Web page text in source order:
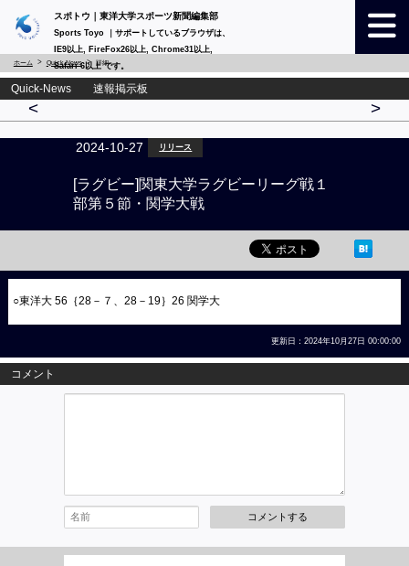
スポトウ｜東洋大学スポーツ新聞編集部
Sports Toyo ｜サポートしているブラウザは、
IE9以上, FireFox26以上, Chrome31以上,
Safari 6以上 です。
ホーム Quick-News 詳細
Quick-News 速報掲示板
< >
2024-10-27 リリース
[ラグビー]関東大学ラグビーリーグ戦１
部第５節・関学大戦
○東洋大 56｛28－７、28－19｝26 関学大
更新日：2024年10月27日 00:00:00
コメント
コメントする